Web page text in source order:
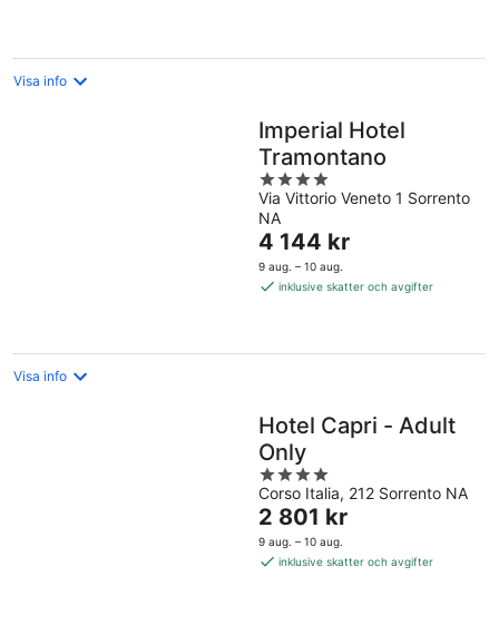
Visa info
Imperial Hotel
Tramontano
4
out
of
5
Via Vittorio Veneto 1 Sorrento
NA
Priset
är
4 144 kr
4 144 kr
9 aug. – 10 aug.
inklusive skatter och avgifter
Visa info
Hotel Capri - Adult
Only
4
out
of
5
Corso Italia, 212 Sorrento NA
Priset
är
2 801 kr
2 801 kr
9 aug. – 10 aug.
inklusive skatter och avgifter